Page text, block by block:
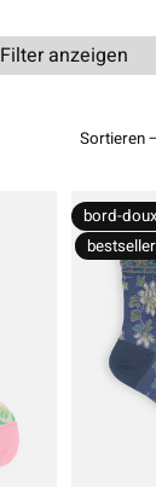
Filter anzeigen
Sortieren
bord-
bestseller